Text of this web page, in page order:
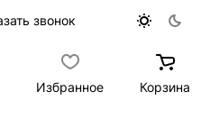
звонок
Избранное Корзина